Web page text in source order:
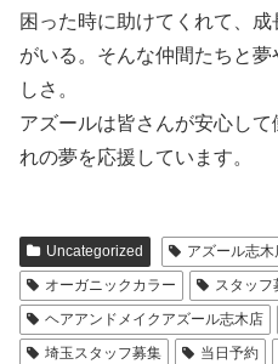
困った時に助けてくれて、
がいる。そんな仲間たちと
しさ。
アズールは皆さんが安心し
れの夢を応援しています。
Uncategorized アズール志木
オーガニックカラー
スタッフ
ヘアアンドメイクアズール志木店
埼玉スタッフ募集
当日予約